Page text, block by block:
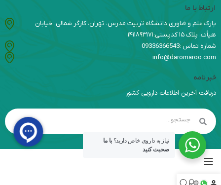
ارتباط با ما
پارک علم و فناوری دانشگاه تربیت مدرس، تهران، کارگر شمالی، خیابان
هیأت، پلاک ۱۵ کدپستی:۱۴۱۱۸۹۳۱۷۱
شماره تماس :09336366543
info@daromaroo.com
خبرنامه
دریافت آخرین اطلاعات دارویی کشور
نیاز به داروی خاص دارید؟ با ما
صحبت کنید